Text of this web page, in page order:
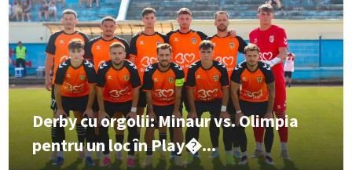
Derby cu orgolii: Minaur vs. Olimpia
pentru un loc în Play�...